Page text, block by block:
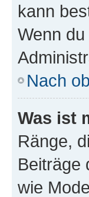
kann
Wenn
Nach
Was ist
Ränge,
Beiträge
wie